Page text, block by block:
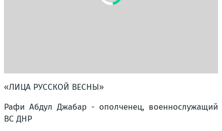
«ЛИЦА РУССКОЙ ВЕСНЫ»
Рафи Абдул Джабар - ополченец, военнослужащий
ВС ДНР